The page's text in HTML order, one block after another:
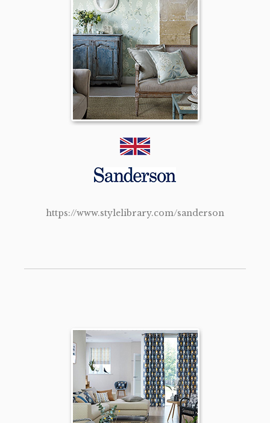
https://www.stylelibrary.com/sanderson